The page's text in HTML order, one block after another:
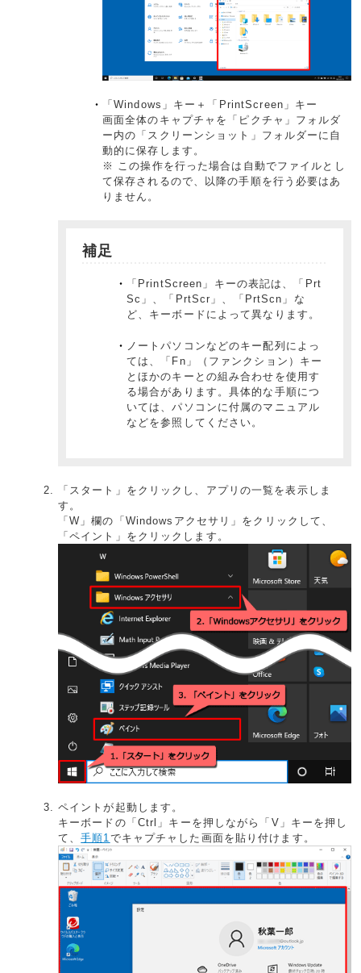
「Windows」キー＋「PrintScreen」キー
画面全体のキャプチャを「ピクチャ」フォルダ
ー内の「スクリーンショット」フォルダーに自
動的に保存します。
※ この操作を行った場合は自動でファイルとし
て保存されるので、以降の手順を行う必要はあ
りません。
補足
「PrintScreen」キーの表記は、「Prt
Sc」、「PrtScr」、「PrtScn」な
ど、キーボードによって異なります。
ノートパソコンなどのキー配列によっ
ては、「Fn」（ファンクション）キー
とほかのキーとの組み合わせを使用す
る場合があります。具体的な手順につ
いては、パソコンに付属のマニュアル
などを参照してください。
「スタート」をクリックし、アプリの一覧を表示しま
す。
「W」欄の「Windowsアクセサリ」をクリックして、
「ペイント」をクリックします。
ペイントが起動します。
キーボードの「Ctrl」キーを押しながら「V」キーを押し
て、手順1でキャプチャした画面を貼り付けます。